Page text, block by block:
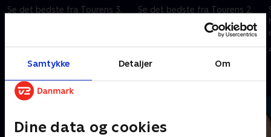
Samtykke Detaljer Om
Dine data og cookies
Se det bedste fra Tourens 3.
Se det bedste fra Tourens 2.
etape til Barcelona.
Andre så også